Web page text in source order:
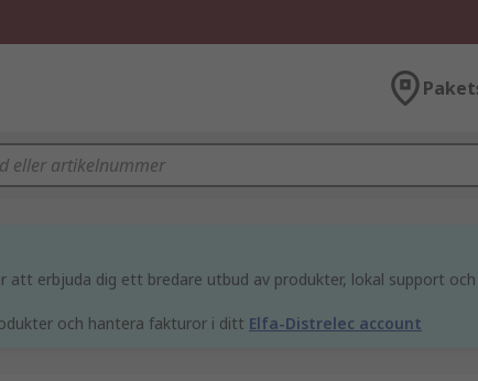
att erbjuda dig ett bredare utbud av produkter, lokal support
och hantera fakturor i ditt Elfa-Distrelec account